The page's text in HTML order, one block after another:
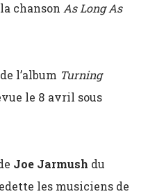
chanson As Long As
l’album Turning
le 8 avril sous
Joe Jarmush du
les musiciens de